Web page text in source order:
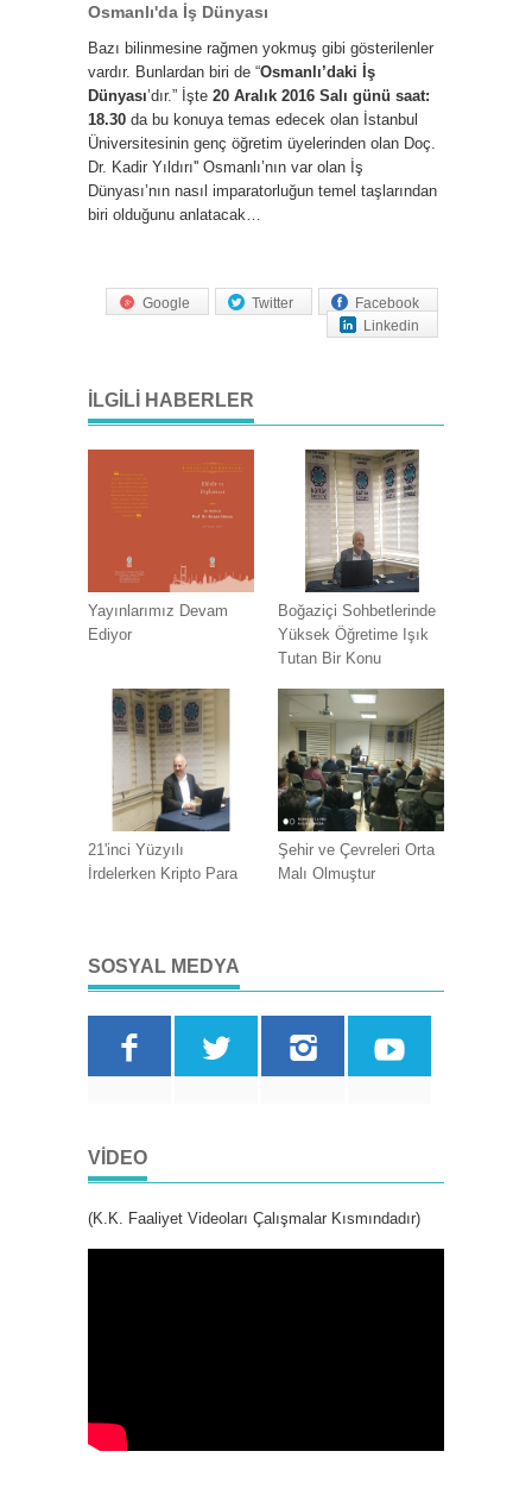
Osmanlı'da İş Dünyası
Bazı bilinmesine rağmen yokmuş gibi gösterilenler
vardır. Bunlardan biri de “Osmanlı’daki İş
Dünyası’dır.” İşte 20 Aralık 2016 Salı günü saat:
18.30 da bu konuya temas edecek olan İstanbul
Üniversitesinin genç öğretim üyelerinden olan Doç.
Dr. Kadir Yıldırı'' Osmanlı’nın var olan İş
Dünyası’nın nasıl imparatorluğun temel taşlarından
biri olduğunu anlatacak…
Facebook
Twitter
Google
Linkedin
İLGILI HABERLER
Yayınlarımız Devam
Ediyor
Boğaziçi Sohbetlerinde
Yüksek Öğretime Işık
Tutan Bir Konu
21'inci Yüzyılı
İrdelerken Kripto Para
Şehir ve Çevreleri Orta
Malı Olmuştur
SOSYAL MEDYA
VIDEO
(K.K. Faaliyet Videoları Çalışmalar Kısmındadır)